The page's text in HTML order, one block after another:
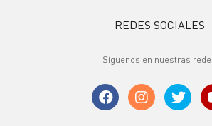
REDES SOCIALES
Síguenos en nuestras